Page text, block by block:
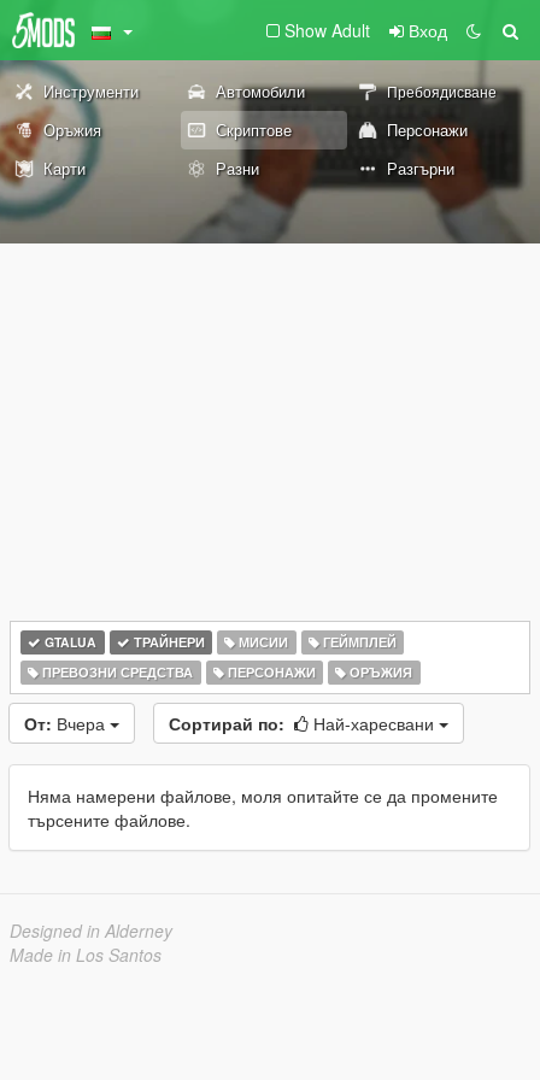
Show Adult Вход
Инструменти Автомобили Пребоядисване
Оръжия Скриптове
Персонажи
Карти
Разни Разгърни
GTALUA ТРАЙНЕРИ МИСИИ
ГЕЙМПЛЕЙ
ПРЕВОЗНИ СРЕДСТВА
ПЕРСОНАЖИ ОРЪЖИЯ
От: Вчера Сортирай по: Най-харесвани
Няма намерени файлове, моля опитайте се да промените
търсените файлове.
Designed in Alderney
Made in Los Santos